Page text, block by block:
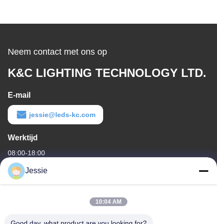
Neem contact met ons op
K&C LIGHTING TECHNOLOGY LTD.
E-mail
jessie@leds-kc.com
Werktijd
08:00-18:00
Ons adres
FS Science Park, NO. 181, Gushu 1st Road, Guxing Community,
Jessie
10:04 AM